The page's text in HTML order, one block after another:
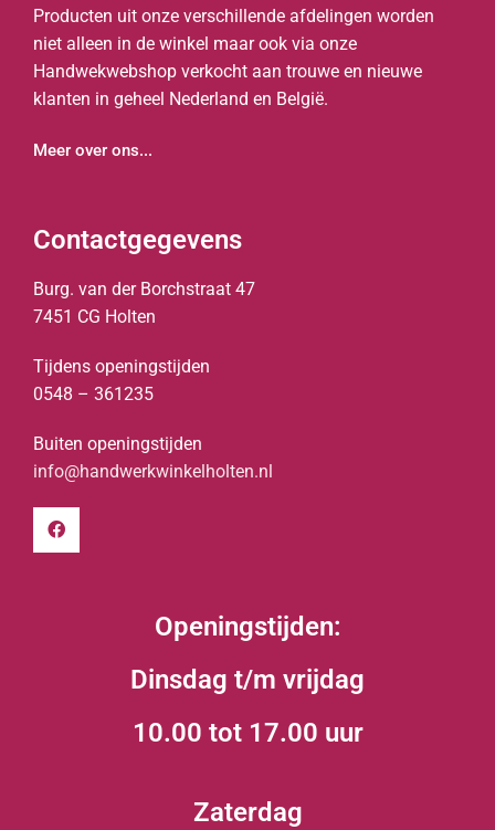
Producten uit onze verschillende afdelingen worden
niet alleen in de winkel maar ook via onze
Handwekwebshop verkocht aan trouwe en nieuwe
klanten in geheel Nederland en België.
Meer over ons...
Contactgegevens
Burg. van der Borchstraat 47
7451 CG Holten
Tijdens openingstijden
0548 – 361235
Buiten openingstijden
info@handwerkwinkelholten.nl
Openingstijden:
Dinsdag t/m vrijdag
10.00 tot 17.00 uur
Zaterdag